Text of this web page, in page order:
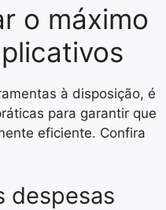
o máximo
à disposição, é
para garantir que
eficiente. Confira
despesas